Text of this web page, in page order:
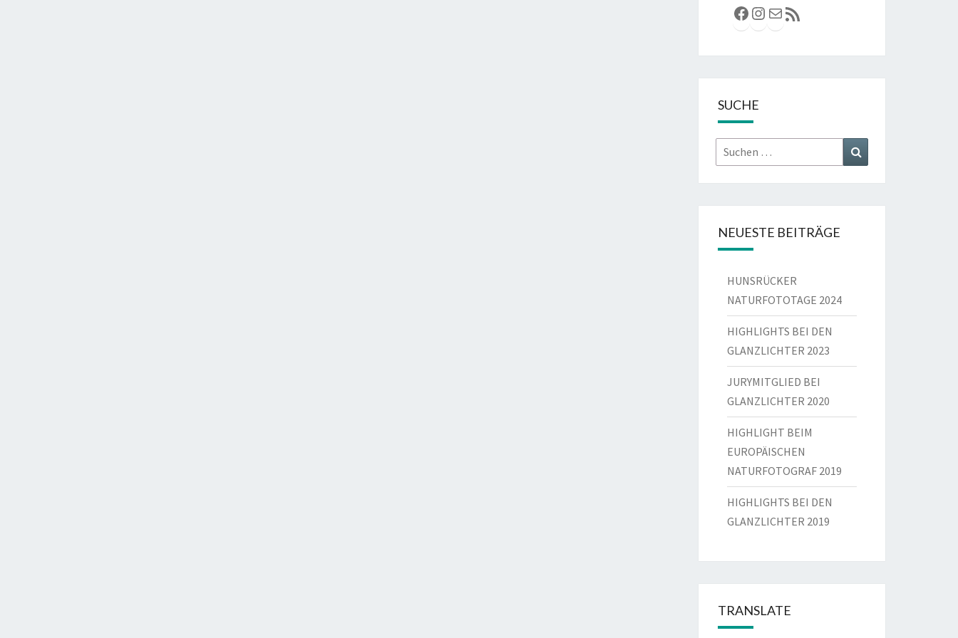
Facebook
Instagram
E-MailRSS-Feed
SUCHE
Suchen
nach:
NEUESTE BEITRÄGE
HUNSRÜCKER
NATURFOTOTAGE 2024
HIGHLIGHTS BEI DEN
GLANZLICHTER 2023
JURYMITGLIED BEI
GLANZLICHTER 2020
HIGHLIGHT BEIM
EUROPÄISCHEN
NATURFOTOGRAF 2019
HIGHLIGHTS BEI DEN
GLANZLICHTER 2019
TRANSLATE